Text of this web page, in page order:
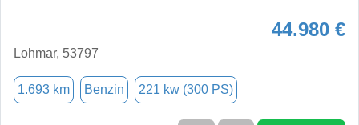
44.980 €
Lohmar, 53797
1.693 km Benzin 221 kw (300 PS)